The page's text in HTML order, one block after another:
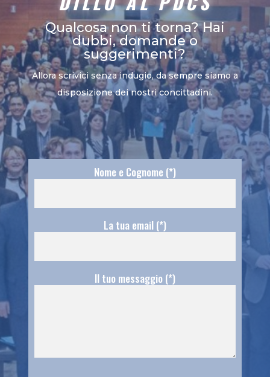
Qualcosa non ti torna? Hai
dubbi, domande o
suggerimenti?
Allora scrivici senza indugio, da sempre siamo a
disposizione dei nostri concittadini.
Nome e Cognome (*)
La tua email (*)
Il tuo messaggio (*)